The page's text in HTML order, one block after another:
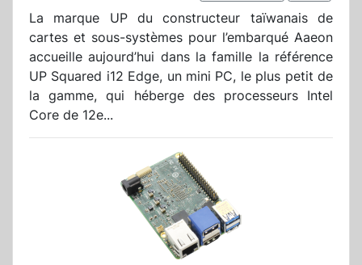
La marque UP du constructeur taïwanais de
cartes et sous-systèmes pour l’embarqué Aaeon
accueille aujourd’hui dans la famille la référence
UP Squared i12 Edge, un mini PC, le plus petit de
la gamme, qui héberge des processeurs Intel
Core de 12e...